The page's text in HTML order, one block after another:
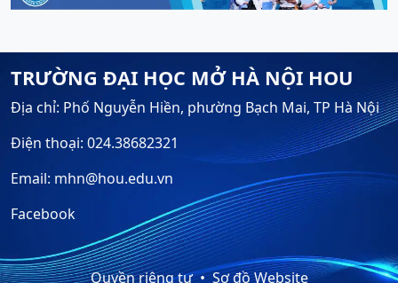
TRƯỜNG ĐẠI HỌC MỞ HÀ NỘI HOU
Địa chỉ: Phố Nguyễn Hiền, phường Bạch Mai, TP Hà Nội
Điện thoại: 024.38682321
Email: mhn@hou.edu.vn
Facebook
Quyền riêng tư Sơ đồ Website